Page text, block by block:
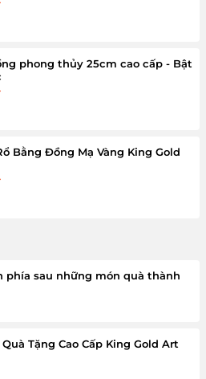
phong thủy 25cm cao cấp - Bật
Bằng Đồng Mạ Vàng King Gold
phía sau những món quà thành
Tặng Cao Cấp King Gold Art